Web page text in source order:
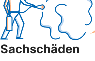
Sachschäden